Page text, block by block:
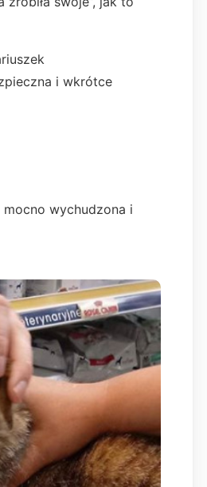
i wkrótce
wychudzona i